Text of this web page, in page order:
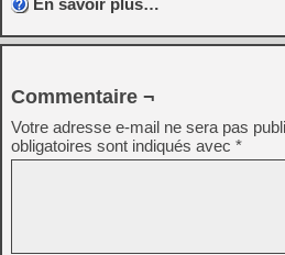
En savoir plus…
Commentaire ¬
Votre adresse e-mail ne sera pas
obligatoires sont indiqués avec *